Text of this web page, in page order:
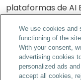
plataformas de AI
puede funcionar,
modelos
ventaja del
We use cookies and
functioning of the
With your consent,
advertising cookies
personalized ads
accept all cookies,